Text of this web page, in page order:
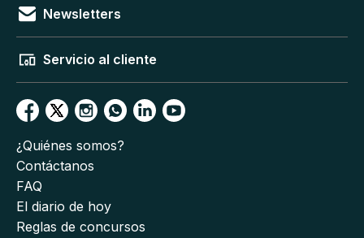
Newsletters
Servicio al cliente
¿Quiénes somos?
Contáctanos
FAQ
El diario de hoy
Reglas de concursos